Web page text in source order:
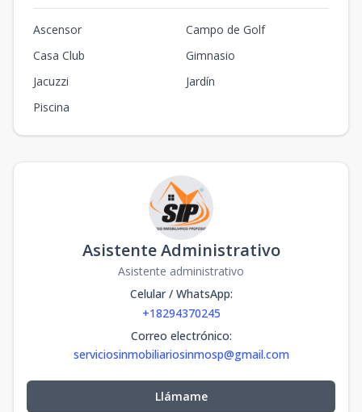
Ascensor
Campo de Golf
Casa Club
Gimnasio
Jacuzzi
Jardín
Piscina
Asistente Administrativo
Asistente administrativo
Celular / WhatsApp:
+18294370245
Correo electrónico:
serviciosinmobiliariosinmosp@gmail.com
Llámame